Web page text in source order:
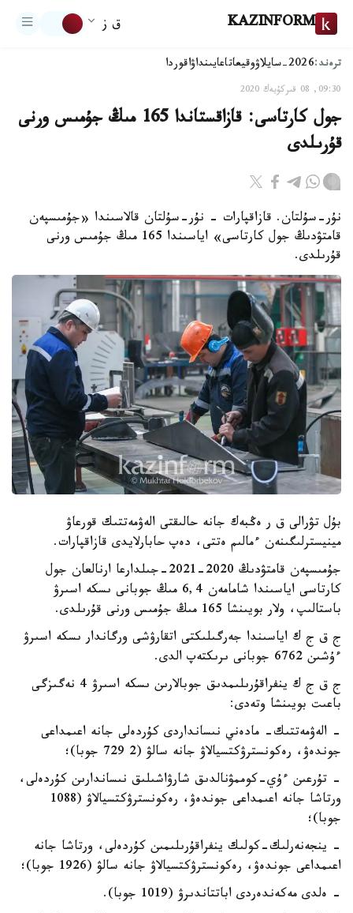
KAZINFORM ق ز
ترەند:2026-سايلاۋ وقيعاتاعايىنداۋاقوردا
09:30, 08 قىركۇيەك 2020
جول كارتاسى: قازاقستاندا 165 مىڭ جۇمىس ورنى
قۇرىلدى
نۇر-سۇلتان. قازاقپارات - نۇر-سۇلتان قالاسىندا «جۇمىسپەن
قامتۋدىڭ جول كارتاسى» اياسىندا 165 مىڭ جۇمىس ورنى
قۇرىلدى.
بۇل تۋرالى ق ر ەڭبەك جانە حالىقتى الەۋمەتتىك قورعاۋ
مينيسترلىگىنەن ءمالىم ەتتى، دەپ حابارلايدى قازاقپارات.
جۇمىسپەن قامتۋدىڭ 2020-2021-جىلدارعا ارنالعان جول
كارتاسى اياسىندا شامامەن 6,4 مىڭ جوبانى ىسكە اسىرۋ
باستالىپ، ولار بويىنشا 165 مىڭ جۇمىس ورنى قۇرىلدى.
ج ق ج ك اياسىندا جەرگىلىكتى اتقارۋشى ورگاندار ىسكە اسىرۋ
ءۇشىن 6762 جوبانى ىرىكتەپ الدى.
ج ق ج ك ينفراقۇرىلىمدىق جوبالارىن ىسكە اسىرۋ 4 نەگىزگى
باعىت بويىنشا وتەدى:
- الەۋمەتتىك- مادەني نىسانداردى كۇردەلى جانە اعىمداعى
جوندەۋ، رەكونسترۋكتسيالاۋ جانە سالۋ (2 729 جوبا)؛
- تۇرعىن ءۇي-كوممۋنالدىق شارۋاشىلىق نىساندارىن كۇردەلى،
ورتاشا جانە اعىمداعى جوندەۋ، رەكونسترۋكتسيالاۋ (1088
جوبا)؛
- ينجەنەرلىك-كولىك ينفراقۇرىلىمىن كۇردەلى، ورتاشا جانە
اعىمداعى جوندەۋ، رەكونسترۋكتسيالاۋ جانە سالۋ (1926 جوبا)؛
- ەلدى مەكەندەردى اباتتاندىرۋ (1019 جوبا).